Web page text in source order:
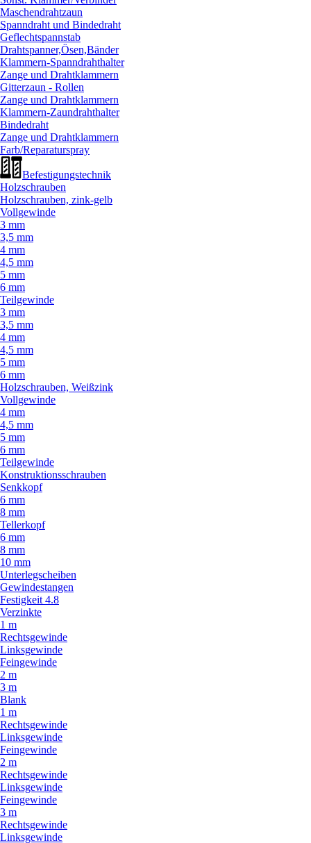
Maschendrahtzaun
Spanndraht und Bindedraht
Geflechtspannstab
Drahtspanner,Ösen,Bänder
Klammern-Spanndrahthalter
Zange und Drahtklammern
Gitterzaun - Rollen
Zange und Drahtklammern
Klammern-Zaundrahthalter
Bindedraht
Zange und Drahtklammern
Farb/Reparaturspray
Befestigungstechnik
Holzschrauben
Holzschrauben, zink-gelb
Vollgewinde
3 mm
3,5 mm
4 mm
4,5 mm
5 mm
6 mm
Teilgewinde
3 mm
3,5 mm
4 mm
4,5 mm
5 mm
6 mm
Holzschrauben, Weißzink
Vollgewinde
4 mm
4,5 mm
5 mm
6 mm
Teilgewinde
Konstruktionsschrauben
Senkkopf
6 mm
8 mm
Tellerkopf
6 mm
8 mm
10 mm
Unterlegscheiben
Gewindestangen
Festigkeit 4.8
Verzinkte
1 m
Rechtsgewinde
Linksgewinde
Feingewinde
2 m
3 m
Blank
1 m
Rechtsgewinde
Linksgewinde
Feingewinde
2 m
Rechtsgewinde
Linksgewinde
Feingewinde
3 m
Rechtsgewinde
Linksgewinde